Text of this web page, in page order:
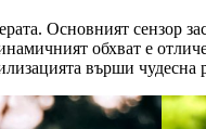
Основният сензор
обхват е
върши